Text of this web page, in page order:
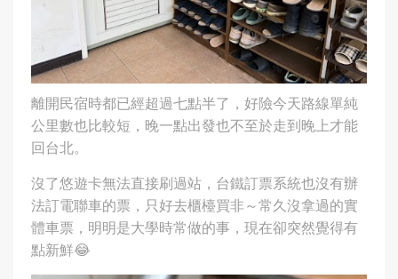
離開民宿時都已經超過七點半了，好險今天路線單純
公里數也比較短，晚一點出發也不至於走到晚上才能
回台北。
沒了悠遊卡無法直接刷過站，台鐵訂票系統也沒有辦
法訂電聯車的票，只好去櫃檯買非～常久沒拿過的實
體車票，明明是大學時常做的事，現在卻突然覺得有
點新鮮😂